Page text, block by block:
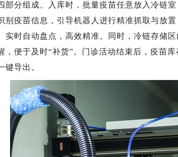
部分组成。入库时，批量疫苗任意放入冷链
别疫苗信息，引导机器人进行精准抓取与放
实时自动盘点，高效精准。同时，冷链存储
，便于及时“补货”。门诊活动结束后，疫苗
键导出。